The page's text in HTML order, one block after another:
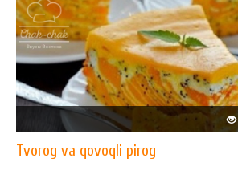
Tvorog va qovoqli pirog